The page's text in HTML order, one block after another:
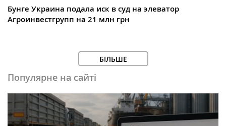
Бунге Украина подала иск в суд на элеватор
Агроинвестгрупп на 21 млн грн
БІЛЬШЕ
Популярне на сайті